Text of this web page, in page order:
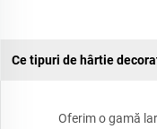
Ce tipuri de hârtie
Oferim o gamă